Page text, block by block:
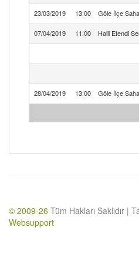
23/03/2019 13:00 Göle İlçe
07/04/2019 11:00 Halil Efendi
28/04/2019 13:00 Göle İlçe
© 2009-26 Tüm Hakları Saklıdır |
Websupport